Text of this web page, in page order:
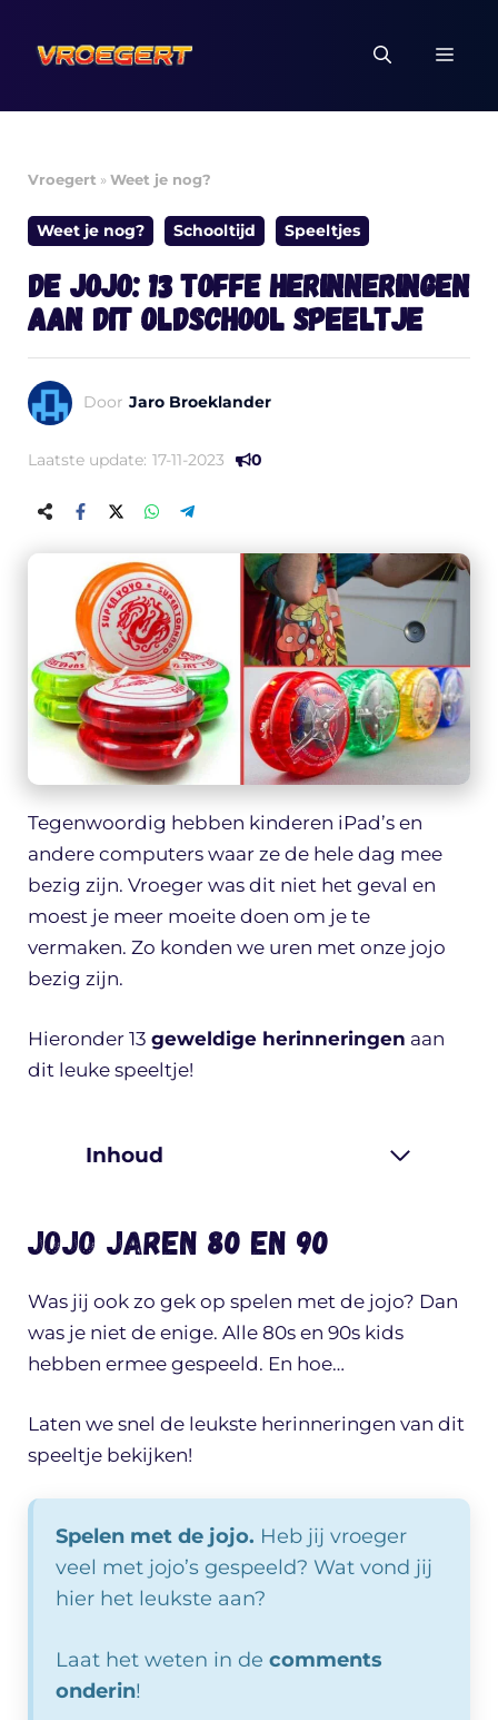
naar
inhoud
Vroegert »Weet je nog?
Weet je nog? Schooltijd Speeltjes
De Jojo: 13 toffe herinneringen
aan dit oldschool speeltje
Door Jaro Broeklander
Laatste update: 17-11-2023 0
Tegenwoordig hebben kinderen iPad’s en
andere computers waar ze de hele dag mee
bezig zijn. Vroeger was dit niet het geval en
moest je meer moeite doen om je te
vermaken. Zo konden we uren met onze jojo
bezig zijn.
Hieronder 13 geweldige herinneringen aan
dit leuke speeltje!
Inhoud
Jojo jaren 80 en 90
Was jij ook zo gek op spelen met de jojo? Dan
was je niet de enige. Alle 80s en 90s kids
hebben ermee gespeeld. En hoe…
Laten we snel de leukste herinneringen van dit
speeltje bekijken!
Spelen met de jojo. Heb jij vroeger
veel met jojo’s gespeeld? Wat vond jij
hier het leukste aan?
Laat het weten in de comments
onderin!